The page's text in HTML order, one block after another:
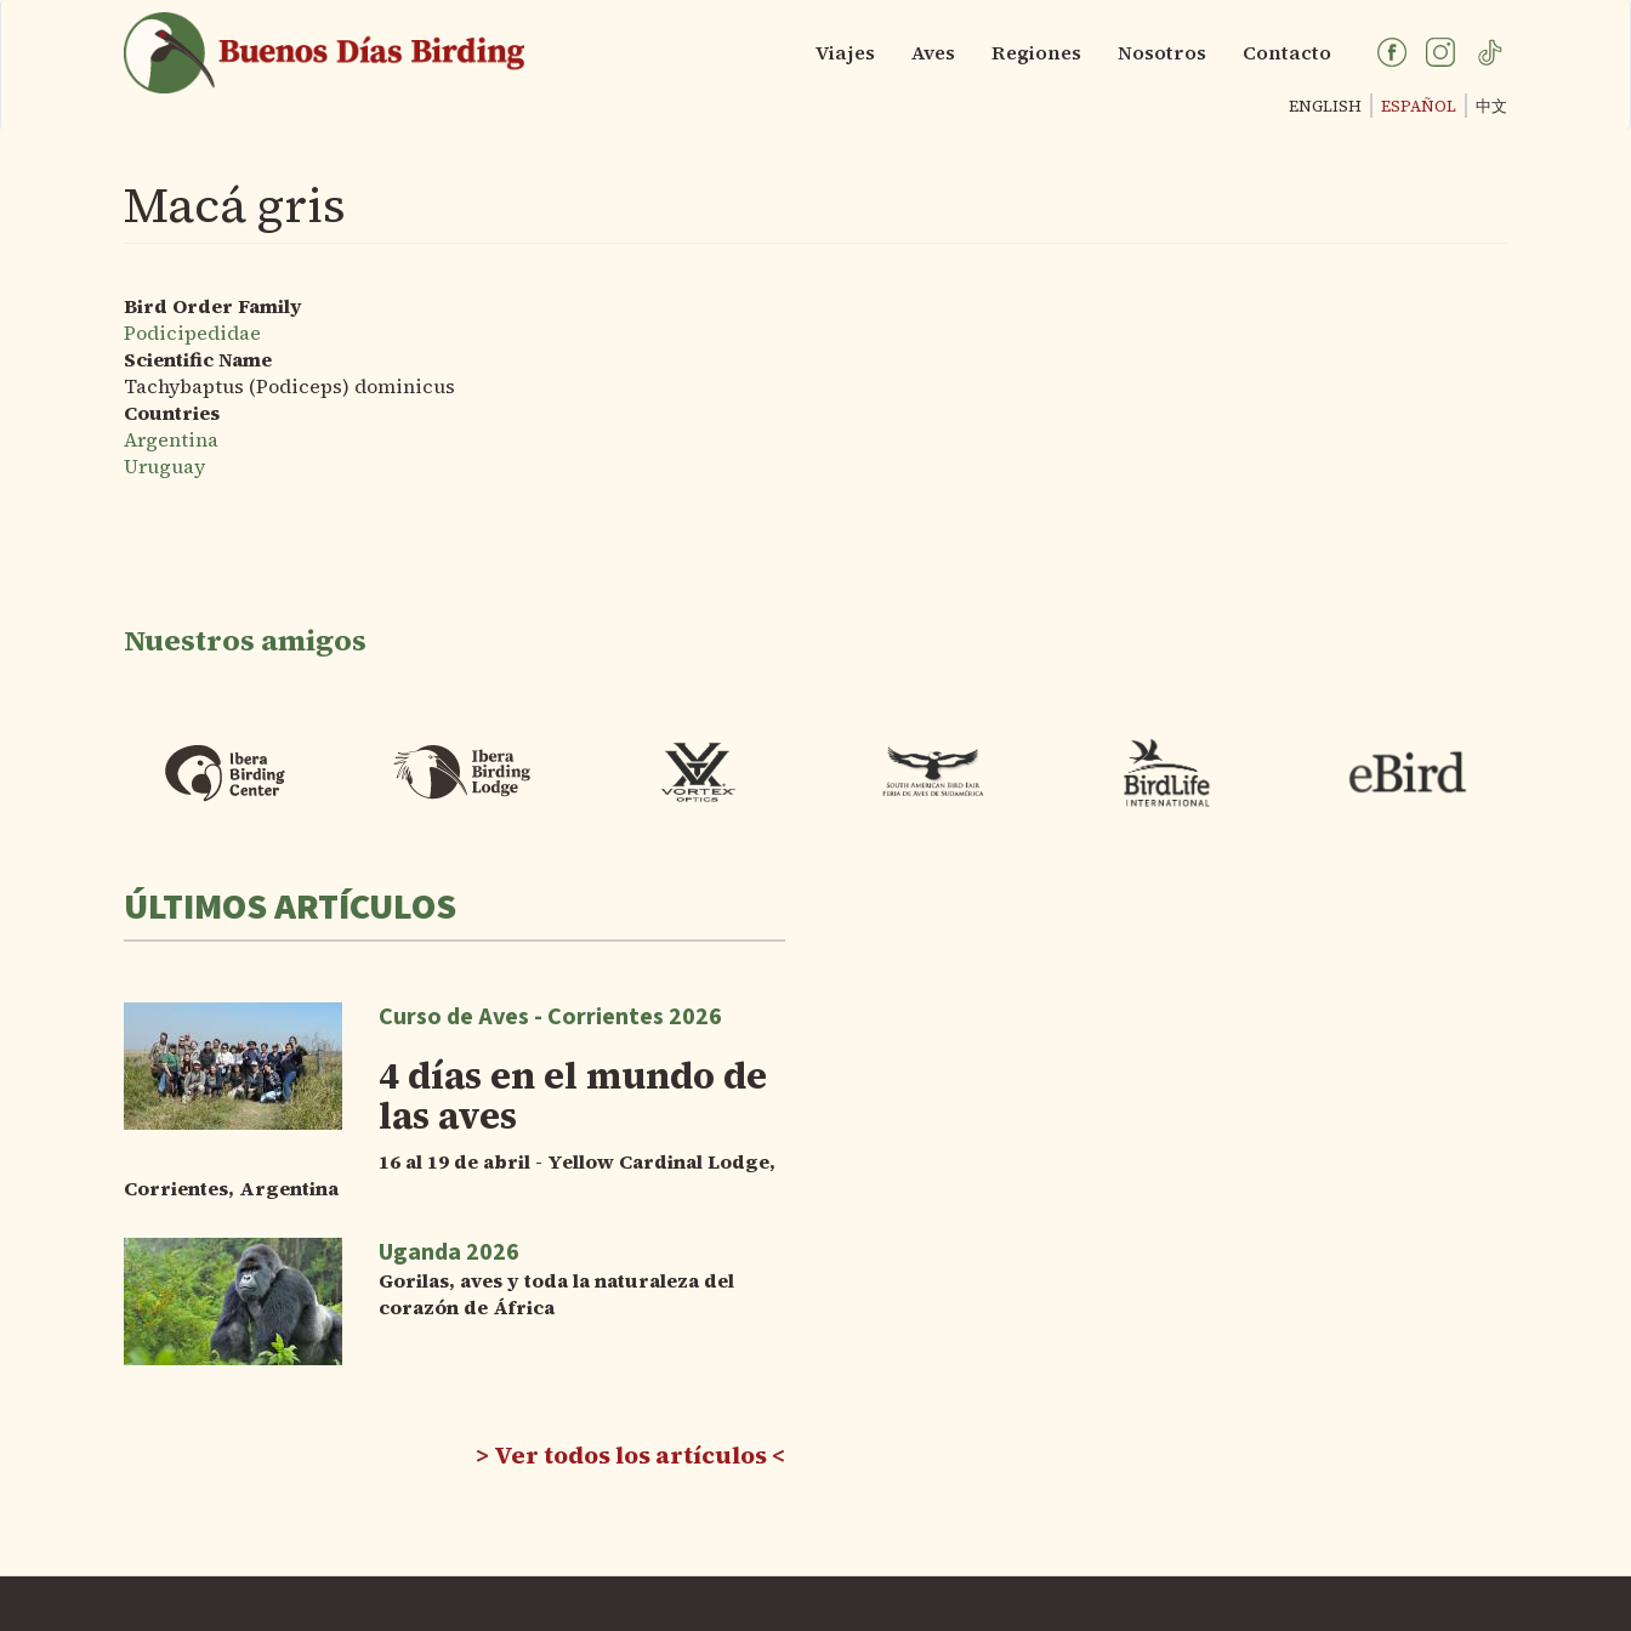
Main
Viajes Aves Regiones Nosotros Contacto
ENGLISH ESPAÑOL 中文
Macá gris
Bird Order Family
Podicipedidae
Scientific Name
Tachybaptus (Podiceps) dominicus
Countries
Argentina
Uruguay
Nuestros amigos
ÚLTIMOS ARTÍCULOS
Curso de Aves - Corrientes 2026
4 días en el mundo de
las aves
16 al 19 de abril - Yellow Cardinal Lodge,
Corrientes, Argentina
Uganda 2026
Gorilas, aves y toda la naturaleza del
corazón de África
Ver todos los artículos